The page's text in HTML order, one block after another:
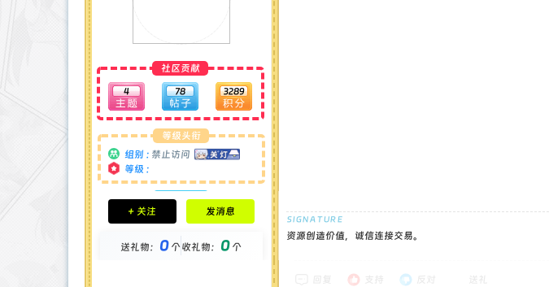
社区贡献
4 78 3289
等级头衔
组别 : 禁止访问
等级 :
积分成就
钻石 : 0 颗
金币 : 0 枚
+ 关注 发消息
送礼物： 0个收礼物： 0个
资源创造价值，诚信连接交易。